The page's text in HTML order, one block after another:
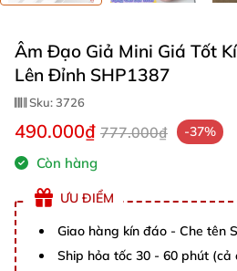
Âm Đạo Giả Mini Giá Tốt
Lên Đỉnh SHP1387
Sku:3726
490.000₫ 777.000₫ -37%
Còn hàng
ƯU ĐIỂM
Giao hàng kín đáo - Che tên
Ship hỏa tốc 30 - 60 phút (cả